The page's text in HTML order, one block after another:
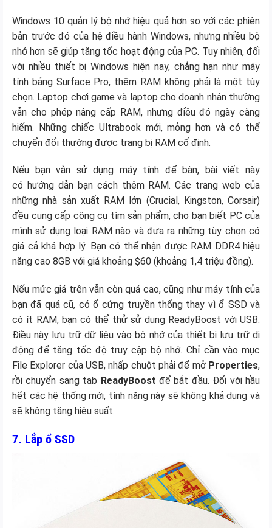
Windows 10 quản lý bộ nhớ hiệu quả hơn so với các phiên
bản trước đó của hệ điều hành Windows, nhưng nhiều bộ
nhớ hơn sẽ giúp tăng tốc hoạt động của PC. Tuy nhiên, đối
với nhiều thiết bị Windows hiện nay, chẳng hạn như máy
tính bảng Surface Pro, thêm RAM không phải là một tùy
chọn. Laptop chơi game và laptop cho doanh nhân thường
vẫn cho phép nâng cấp RAM, nhưng điều đó ngày càng
hiếm. Những chiếc Ultrabook mới, mỏng hơn và có thể
chuyển đổi thường được trang bị RAM cố định.
Nếu bạn vẫn sử dụng máy tính để bàn, bài viết này
có hướng dẫn bạn cách thêm RAM. Các trang web của
những nhà sản xuất RAM lớn (Crucial, Kingston, Corsair)
đều cung cấp công cụ tìm sản phẩm, cho bạn biết PC của
mình sử dụng loại RAM nào và đưa ra những tùy chọn có
giá cả khá hợp lý. Bạn có thể nhận được RAM DDR4 hiệu
năng cao 8GB với giá khoảng $60 (khoảng 1,4 triệu đồng).
Nếu mức giá trên vẫn còn quá cao, cũng như máy tính của
bạn đã quá cũ, có ổ cứng truyền thống thay vì ổ SSD và
có ít RAM, bạn có thể thử sử dụng ReadyBoost với USB.
Điều này lưu trữ dữ liệu vào bộ nhớ của thiết bị lưu trữ di
động để tăng tốc độ truy cập bộ nhớ. Chỉ cần vào mục
File Explorer của USB, nhấp chuột phải để mở Properties,
rồi chuyển sang tab ReadyBoost để bắt đầu. Đối với hầu
hết các hệ thống mới, tính năng này sẽ không khả dụng và
sẽ không tăng hiệu suất.
7. Lắp ổ SSD